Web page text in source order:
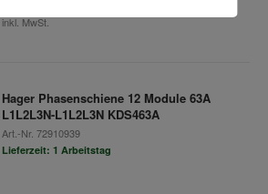
inkl. MwSt.
Hager Phasenschiene 12 Module 63A
L1L2L3N-L1L2L3N KDS463A
Art.-Nr. 72910939
Lieferzeit: 1 Arbeitstag